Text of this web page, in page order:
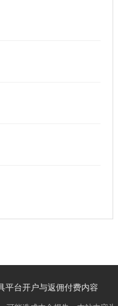
平台开户与返佣付费内容